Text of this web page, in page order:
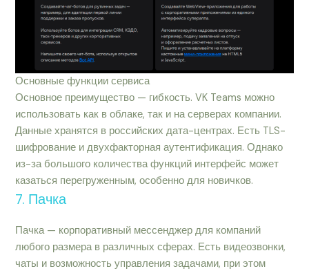
Основные функции сервиса
Основное преимущество — гибкость. VK Teams можно
использовать как в облаке, так и на серверах компании.
Данные хранятся в российских дата-центрах. Есть TLS-
шифрование и двухфакторная аутентификация. Однако
из-за большого количества функций интерфейс может
казаться перегруженным, особенно для новичков.
7. Пачка
Пачка — корпоративный мессенджер для компаний
любого размера в различных сферах. Есть видеозвонки,
чаты и возможность управления задачами, при этом